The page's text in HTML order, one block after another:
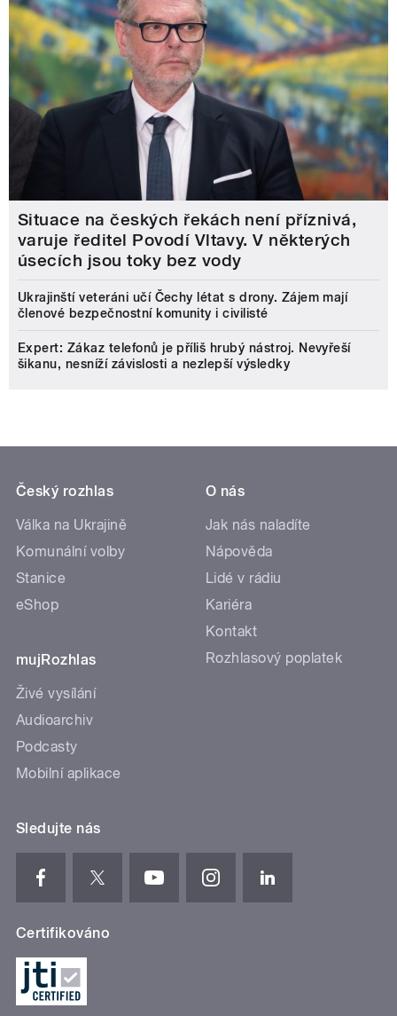
Situace na českých řekách není příznivá,
varuje ředitel Povodí Vltavy. V některých
úsecích jsou toky bez vody
Ukrajinští veteráni učí Čechy létat s drony. Zájem mají
členové bezpečnostní komunity i civilisté
Expert: Zákaz telefonů je příliš hrubý nástroj. Nevyřeší
šikanu, nesníží závislosti a nezlepší výsledky
Český rozhlas
Válka na Ukrajině
Komunální volby
Stanice
eShop
mujRozhlas
Živé vysílání
Audioarchiv
Podcasty
Mobilní aplikace
O nás
Jak nás naladíte
Nápověda
Lidé v rádiu
Kariéra
Kontakt
Rozhlasový poplatek
Sledujte nás
Certifikováno